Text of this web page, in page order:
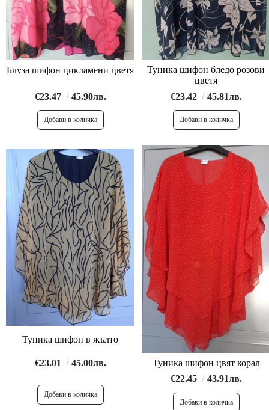
Блуза шифон цикламени цветя
€23.47 45.90лв.
Туника шифон бледо розови
цветя
€23.42
45.81лв.
Туника шифон в жълто
€23.01 45.00лв.
Туника шифон цвят корал
€22.45
43.91лв.